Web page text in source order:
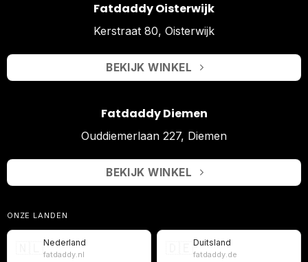
Fatdaddy Oisterwijk
Kerstraat 80, Oisterwijk
BEKIJK WINKEL
Fatdaddy Diemen
Ouddiemerlaan 227, Diemen
BEKIJK WINKEL
ONZE LANDEN
Nederland
fatdaddy.nl
Duitsland
fatdaddy.de